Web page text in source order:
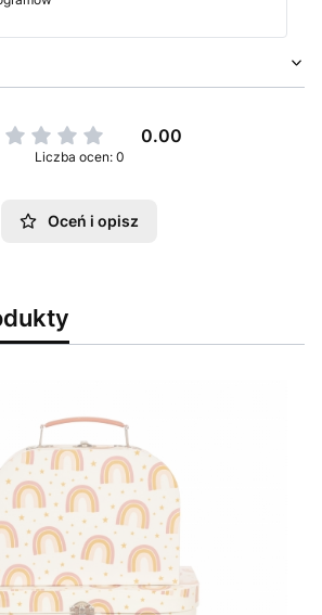
0.00
Liczba ocen: 0
Oceń i opisz